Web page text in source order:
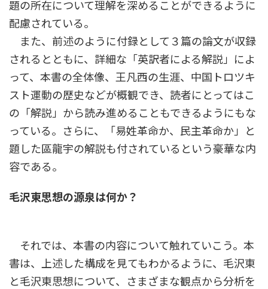
題の所在について理解を深めることができるように
配慮されている。
また、前述のように付録として３篇の論文が収録
されるとともに、詳細な「英訳者による解説」によ
って、本書の全体像、王凡西の生涯、中国トロツキ
スト運動の歴史などが概観でき、読者にとってはこ
の「解説」から読み進めることもできるようにもな
っている。さらに、「易姓革命か、民主革命か」と
題した區龍宇の解説も付されているという豪華な内
容である。
毛沢東思想の源泉は何か？
それでは、本書の内容について触れていこう。本
書は、上述した構成を見てもわかるように、毛沢東
と毛沢東思想について、さまざまな観点から分析を